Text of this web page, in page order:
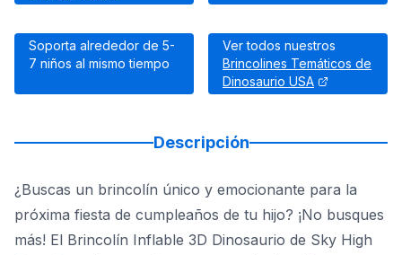
Soporta alrededor de 5-
7 niños al mismo tiempo
Ver todos nuestros
Brincolines Temáticos de
Dinosaurio USA
Descripción
¿Buscas un brincolín único y emocionante para la
próxima fiesta de cumpleaños de tu hijo? ¡No busques
más! El Brincolín Inflable 3D Dinosaurio de Sky High